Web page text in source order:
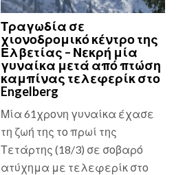
Τραγωδία σε
χιονοδρομικό κέντρο της
Ελβετίας – Νεκρή μία
γυναίκα μετά από πτώση
καμπίνας τελεφερίκ στο
Engelberg
Μία 61χρονη γυναίκα έχασε
τη ζωή της το πρωί της
Τετάρτης (18/3) σε σοβαρό
ατύχημα με τελεφερίκ στο